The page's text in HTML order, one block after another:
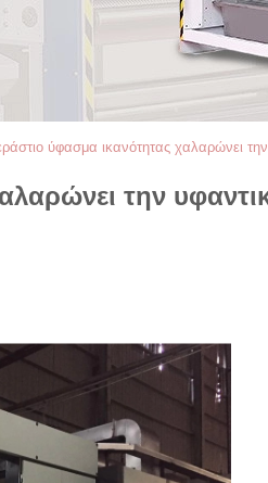
ύφασμα ικανότητας χαλαρώνει
την